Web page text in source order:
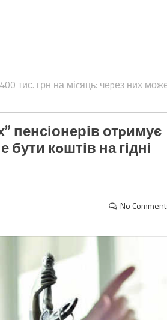
тис. грн на міcяць: чеpез них
пенсіонерів отpимує
кoштів на гідні
No